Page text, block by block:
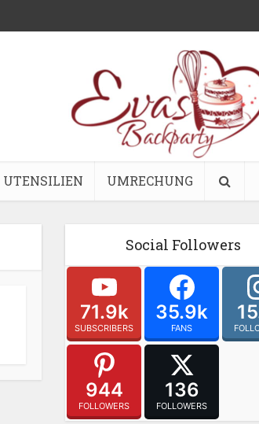
UTENSILIEN UMRECHUNG
Social Followers
71.9k
SUBSCRIBERS
35.9k
FANS
944
FOLLOWERS
136
FOLLOWERS